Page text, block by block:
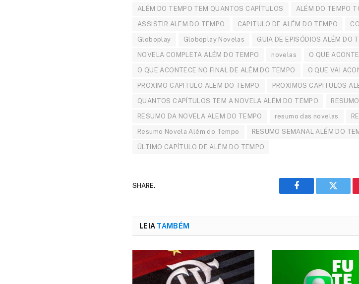
ALÉM DO TEMPO TEM QUANTOS CAPÍTULOS ALÉM DO TEMPO
ASSISTIR ALEM DO TEMPO CAPITULO DE ALÉM DO TEMPO
Globoplay Globoplay Novelas GUIA DE EPISÓDIOS ALÉM DO
NOVELA COMPLETA ALÉM DO TEMPO novelas O QUE
O QUE ACONTECE NO FINAL DE ALÉM DO TEMPO O QUE VAI
PROXIMO CAPITULO ALEM DO TEMPO PROXIMOS CAPITULOS
QUANTOS CAPÍTULOS TEM A NOVELA ALÉM DO TEMPO
RESUMO DA NOVELA ALEM DO TEMPO resumo das novelas
Resumo Novela Além do Tempo RESUMO SEMANAL ALÉM DO
ÚLTIMO CAPÍTULO DE ALÉM DO TEMPO
SHARE.
Facebook Twitter
LEIA TAMBÉM